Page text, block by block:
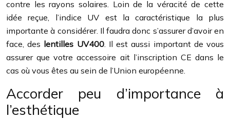
contre les rayons solaires. Loin de la véracité de cette
idée reçue, l’indice UV est la caractéristique la plus
importante à considérer. Il faudra donc s’assurer d’avoir en
face, des lentilles UV400. Il est aussi important de vous
assurer que votre accessoire ait l’inscription CE dans le
cas où vous êtes au sein de l’Union européenne.
Accorder peu d’importance à
l’esthétique